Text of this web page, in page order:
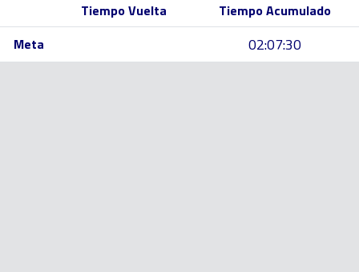
Tiempo Vuelta
Tiempo Acumulado
Meta
02:07:30